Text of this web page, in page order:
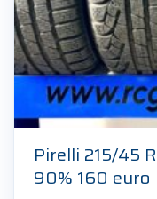
Pirelli 215/45
90% 160 euro